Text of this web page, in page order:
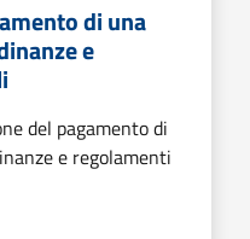
di una
e
del pagamento di
e regolamenti